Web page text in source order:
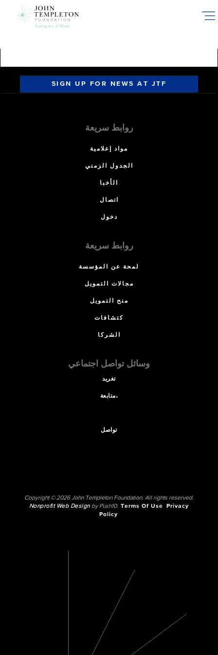
SIGN UP FOR NEWS AT JTF
روابط سريعة
مواد إعلامية
الجدول الزمني
الأخبا
اتصال
دخول
روابط سريعة
لمحة عن المؤسسة
مجالات التمويل
منح التمويل
كتشافات
الشركا
وسائل تواصل اجتماعي
تغريد
متابعة،
تواصل
Copyright © 2026 John Templeton Foundation. All rights reserved.
Nonprofit Web Designby Push10. Terms Of Use
Privacy
Policy